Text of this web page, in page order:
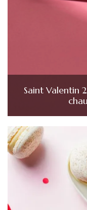
Saint Valentin